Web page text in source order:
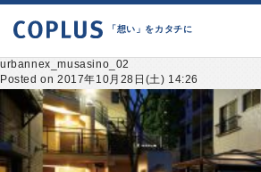
「想い」をカタチに
urbannex_musasino_02
Posted on 2017年10月28日(土) 14:26